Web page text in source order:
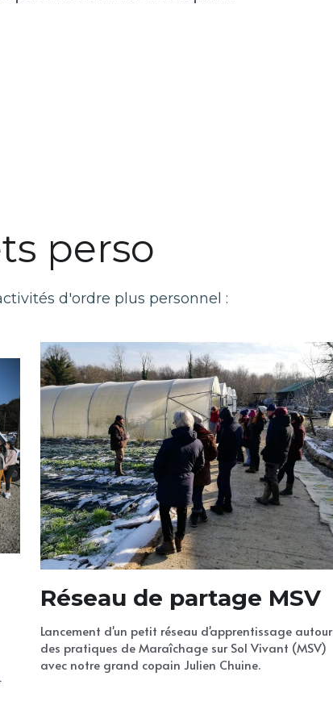
perso
d'ordre plus personnel :
Réseau de partage MSV
Lancement d'un petit réseau d'apprentissage autour
des pratiques de Maraîchage sur Sol Vivant (MSV)
avec notre grand copain Julien Chuine.